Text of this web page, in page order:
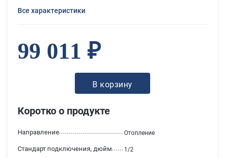
Коротко о продукте
Направление Отопление
Стандарт подключения, дюйм 1/2
Все характеристики
99 011 ₽
В корзину